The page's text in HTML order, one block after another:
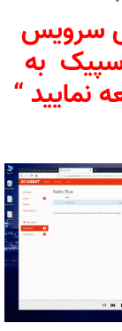
سرویس
به
نمایید “